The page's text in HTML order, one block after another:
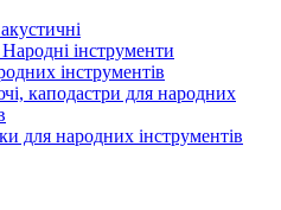
Народні інструменти
інструментів
каподастри для народних
для народних інструментів